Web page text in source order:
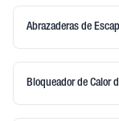
Abrazaderas de
Bloqueador de Calor